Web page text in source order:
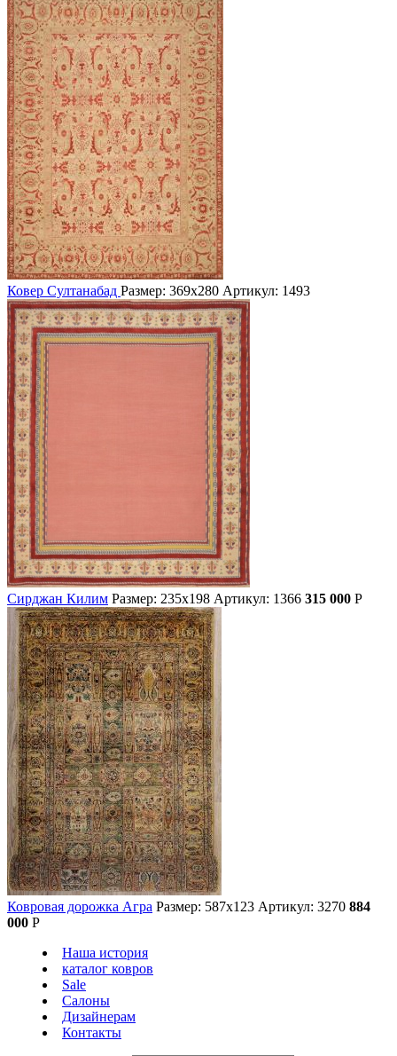
Ковер Султанабад Размер: 369х280 Артикул: 1493
Сирджан Килим Размер: 235х198 Артикул: 1366 315 000 Р
Ковровая дорожка Агра Размер: 587х123 Артикул: 3270 884
000 Р
Наша история
каталог ковров
Sale
Салоны
Дизайнерам
Контакты